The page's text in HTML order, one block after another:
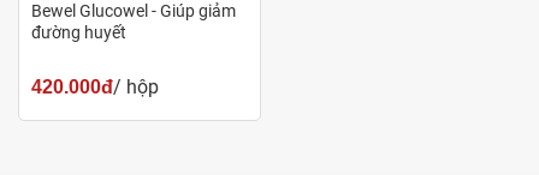
định đường huyết lâu dài.
Benfotiamine là dạng vitamin B1 dễ hấp thu giúp bảo
Bewel Glucowel - Giúp giảm
đường huyết
420.000đ/ hộp